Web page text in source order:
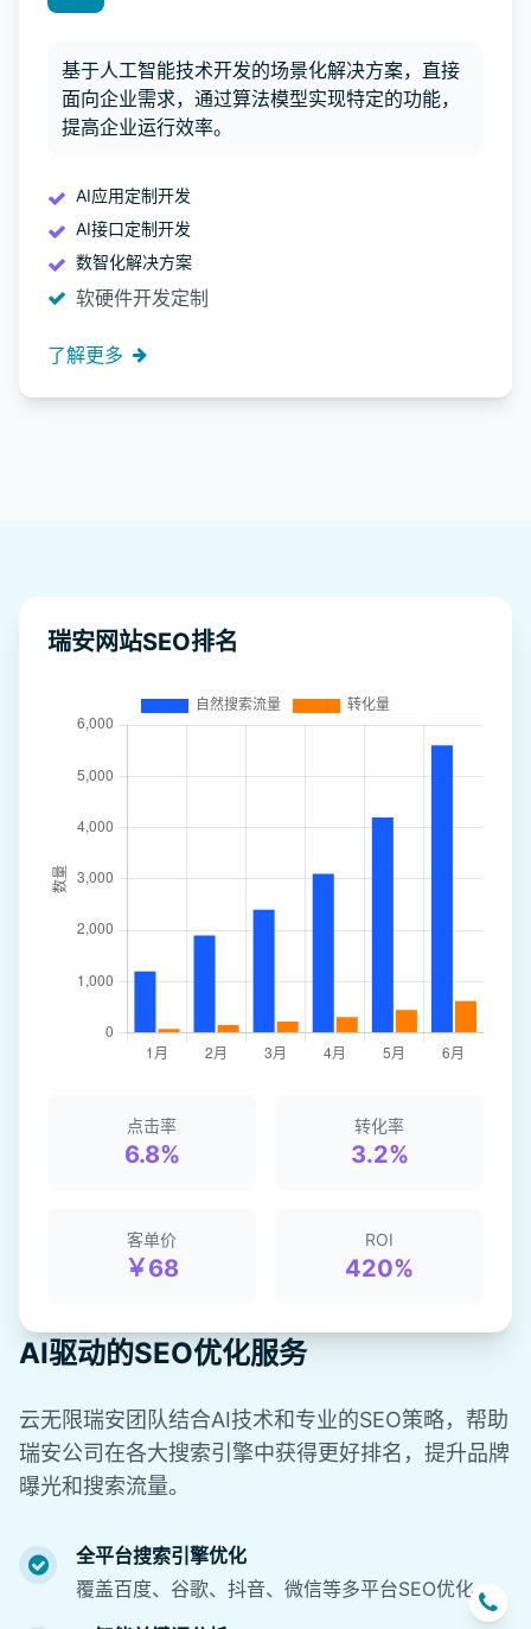
基于人工智能技术开发的场景化解决方案，直接
面向企业需求，通过算法模型实现特定的功能，
提高企业运行效率。
AI应用定制开发
AI接口定制开发
数智化解决方案
软硬件开发定制
了解更多
瑞安网站SEO排名
点击率
6.8%
转化率
3.2%
客单价
￥68
ROI
420%
AI驱动的SEO优化服务
云无限瑞安团队结合AI技术和专业的SEO策略，帮助
瑞安公司在各大搜索引擎中获得更好排名，提升品牌
曝光和搜索流量。
全平台搜索引擎优化
覆盖百度、谷歌、抖音、微信等多平台SEO优化